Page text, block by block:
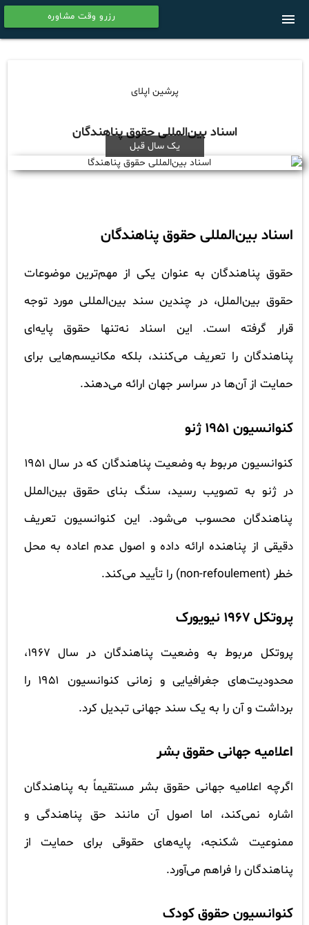
رزرو وقت مشاوره menu
پرشین اپلای
اسناد بین‌المللی حقوق پناهندگان
یک سال قبل
اسناد بین‌المللی حقوق پناهندگان
حقوق پناهندگان به عنوان یکی از مهم‌ترین موضوعات
حقوق بین‌الملل، در چندین سند بین‌المللی مورد توجه
قرار گرفته است. این اسناد نه‌تنها حقوق پایه‌ای
پناهندگان را تعریف می‌کنند، بلکه مکانیسم‌هایی برای
حمایت از آن‌ها در سراسر جهان ارائه می‌دهند.
کنوانسیون ۱۹۵۱ ژنو
کنوانسیون مربوط به وضعیت پناهندگان که در سال ۱۹۵۱
در ژنو به تصویب رسید، سنگ بنای حقوق بین‌الملل
پناهندگان محسوب می‌شود. این کنوانسیون تعریف
دقیقی از پناهنده ارائه داده و اصول عدم اعاده به محل
خطر (non-refoulement) را تأیید می‌کند.
پروتکل ۱۹۶۷ نیویورک
پروتکل مربوط به وضعیت پناهندگان در سال ۱۹۶۷،
محدودیت‌های جغرافیایی و زمانی کنوانسیون ۱۹۵۱ را
برداشت و آن را به یک سند جهانی تبدیل کرد.
اعلامیه جهانی حقوق بشر
اگرچه اعلامیه جهانی حقوق بشر مستقیماً به پناهندگان
اشاره نمی‌کند، اما اصول آن مانند حق پناهندگی و
ممنوعیت شکنجه، پایه‌های حقوقی برای حمایت از
پناهندگان را فراهم می‌آورد.
کنوانسیون حقوق کودک